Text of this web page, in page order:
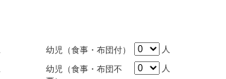
幼児（食事・布団付）
人
幼児（食事・布団不
人